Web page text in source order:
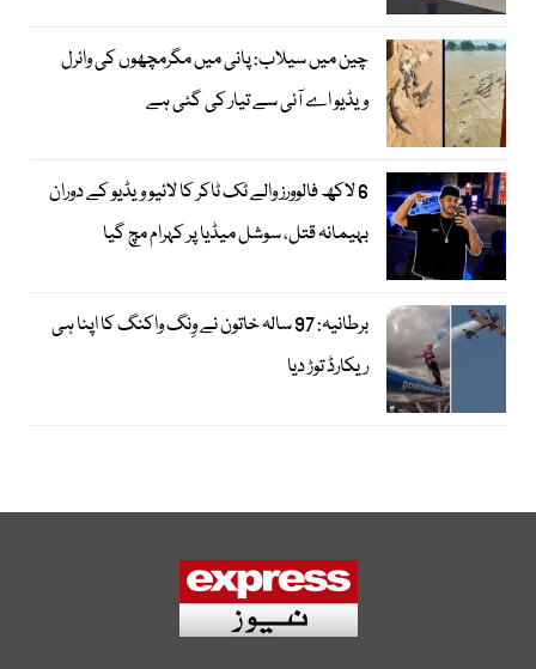
چین میں سیلاب: پانی میں مگرمچھوں کی وائرل
ویڈیو اے آئی سے تیار کی گئی ہے
6 لاکھ فالوورز والے ٹک ٹاکر کا لائیو ویڈیو کے دوران
بہیمانہ قتل، سوشل میڈیا پر کہرام مچ گیا
برطانیہ: 97 سالہ خاتون نے وِنگ واکنگ کا اپنا ہی
ریکارڈ توڑ دیا